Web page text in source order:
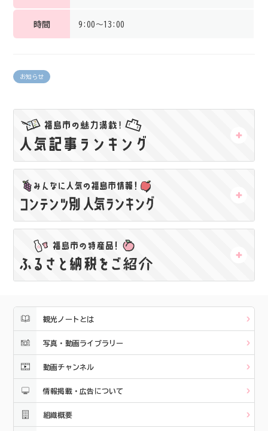
時間 9:00～13:00
お知らせ
観光ノートとは
写真・動画ライブラリー
動画チャンネル
情報掲載・広告について
組織概要